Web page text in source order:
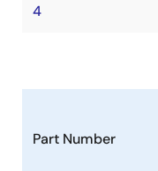
4
Part Number